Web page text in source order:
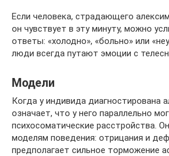
Если человека, страдающего
он чувствует в эту минуту, можно
ответы: «холодно», «больно» или
люди всегда путают эмоции с
Модели
Когда у индивида диагностирована
означает, что у него параллельно
психосоматические расстройства.
моделям поведения: отрицания и
предполагает сильное торможение